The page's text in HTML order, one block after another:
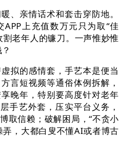
亲情话术和套击穿防地。
上充值数万元只为取“佳
割老年人的镰刀。一声惟妙惟
的感情套，手艺本是便当
言短视频等通俗体例拆解，
晚年，特别要高度针对老年
手艺外套，压实平台义务，
取信赖；破解困局，“不贪小
弄，大都白叟不懂AI或者博古